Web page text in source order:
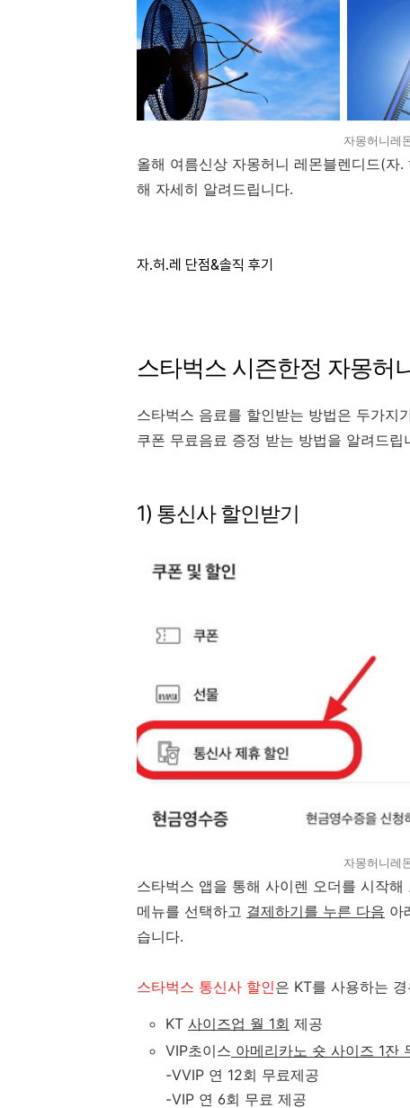
자몽허니레
올해 여름신상 자몽허니 레몬블렌디드(
해 자세히 알려드립니다.
자.허.레 단점&솔직 후기
스타벅스 시즌한정 자몽허
스타벅스 음료를 할인받는 방법은 두가지
쿠폰 무료음료 증정 받는 방법을 알려드립
1) 통신사 할인받기
자몽허니레
스타벅스 앱을 통해 사이렌 오더를 시작해
메뉴를 선택하고 결제하기를 누른 다음 아
습니다.
스타벅스 통신사 할인은 KT를 사용하는
KT 사이즈업 월 1회 제공
VIP초이스 아메리카노 숏 사이즈 1잔
-VVIP 연 12회 무료제공
-VIP 연 6회 무료 제공